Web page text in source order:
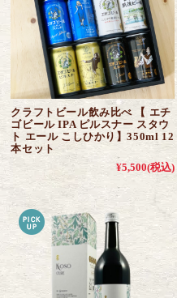
クラフトビール飲み比べ 【 エチ
ゴビール IPA ピルスナー スタウ
ト エール こしひかり】350ml 12
本セット
¥5,500(税込)